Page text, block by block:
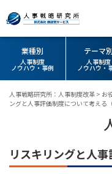
業種別
人事制度
ノウハウ・事例
テーマ別
人事制度
ノウハウ・
人事戦略研究所：人事制度改革 > お
ングと人事評価制度について考える（
リスキリングと人事